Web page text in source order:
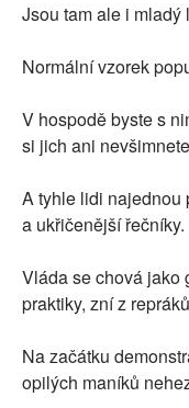
Jsou tam ale i mladý
Normální vzorek
V hospodě byste s
si jich ani
A tyhle lidi najednou
a ukřičenější řečníky.
Vláda se chová jako
praktiky, zní z
Na začátku
opilých maníků